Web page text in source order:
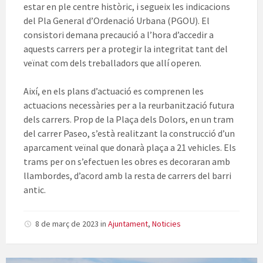
estar en ple centre històric, i segueix les indicacions
del Pla General d’Ordenació Urbana (PGOU). El
consistori demana precaució a l’hora d’accedir a
aquests carrers per a protegir la integritat tant del
veïnat com dels treballadors que allí operen.
Així, en els plans d’actuació es comprenen les
actuacions necessàries per a la reurbanització futura
dels carrers. Prop de la Plaça dels Dolors, en un tram
del carrer Paseo, s’està realitzant la construcció d’un
aparcament veïnal que donarà plaça a 21 vehicles. Els
trams per on s’efectuen les obres es decoraran amb
llambordes, d’acord amb la resta de carrers del barri
antic.
8 de març de 2023 in Ajuntament, Noticies